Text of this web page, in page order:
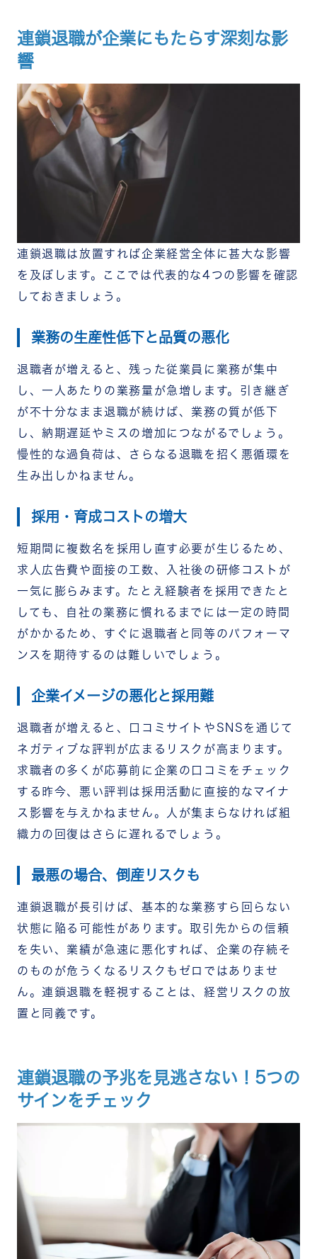
連鎖退職が企業にもたらす深刻な影
響
連鎖退職は放置すれば企業経営全体に甚大な影響
を及ぼします。ここでは代表的な4つの影響を確認
しておきましょう。
業務の生産性低下と品質の悪化
退職者が増えると、残った従業員に業務が集中
し、一人あたりの業務量が急増します。引き継ぎ
が不十分なまま退職が続けば、業務の質が低下
し、納期遅延やミスの増加につながるでしょう。
慢性的な過負荷は、さらなる退職を招く悪循環を
生み出しかねません。
採用・育成コストの増大
短期間に複数名を採用し直す必要が生じるため、
求人広告費や面接の工数、入社後の研修コストが
一気に膨らみます。たとえ経験者を採用できたと
しても、自社の業務に慣れるまでには一定の時間
がかかるため、すぐに退職者と同等のパフォーマ
ンスを期待するのは難しいでしょう。
企業イメージの悪化と採用難
退職者が増えると、口コミサイトやSNSを通じて
ネガティブな評判が広まるリスクが高まります。
求職者の多くが応募前に企業の口コミをチェック
する昨今、悪い評判は採用活動に直接的なマイナ
ス影響を与えかねません。人が集まらなければ組
織力の回復はさらに遅れるでしょう。
最悪の場合、倒産リスクも
連鎖退職が長引けば、基本的な業務すら回らない
状態に陥る可能性があります。取引先からの信頼
を失い、業績が急速に悪化すれば、企業の存続そ
のものが危うくなるリスクもゼロではありませ
ん。連鎖退職を軽視することは、経営リスクの放
置と同義です。
連鎖退職の予兆を見逃さない！5つの
サインをチェック